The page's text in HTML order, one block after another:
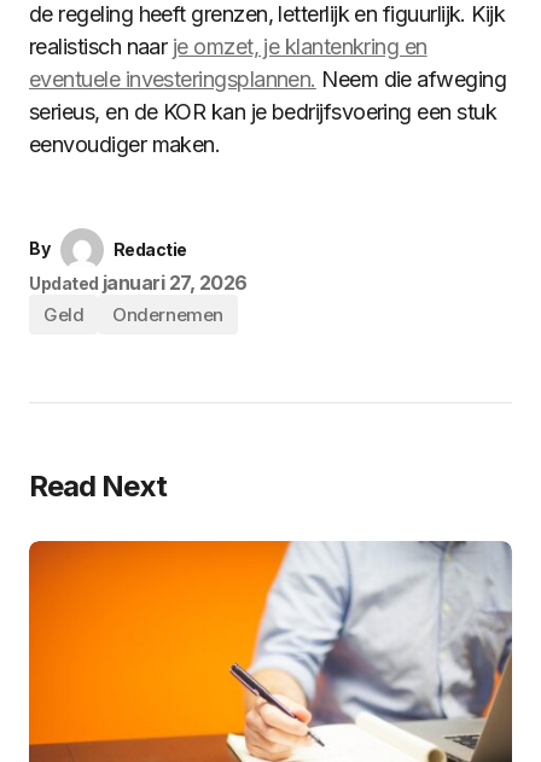
de regeling heeft grenzen, letterlijk en figuurlijk. Kijk
realistisch naar je omzet, je klantenkring en
eventuele investeringsplannen. Neem die afweging
serieus, en de KOR kan je bedrijfsvoering een stuk
eenvoudiger maken.
By
Redactie
Updated januari 27, 2026
Geld Ondernemen
Read Next